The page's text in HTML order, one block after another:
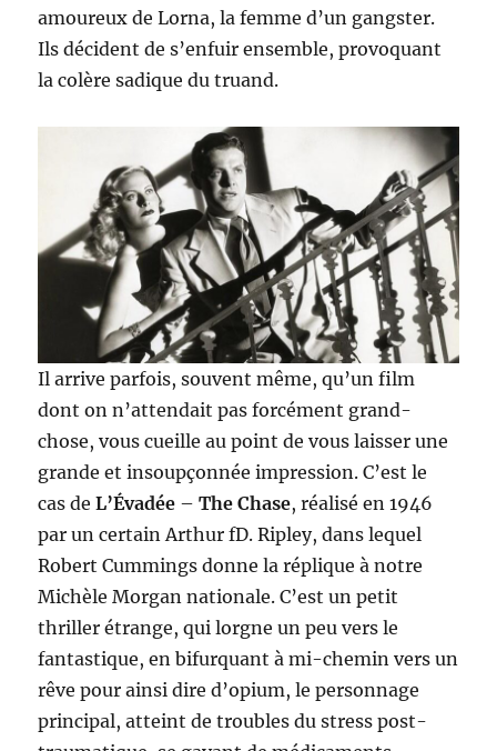
amoureux de Lorna, la femme d’un gangster.
Ils décident de s’enfuir ensemble, provoquant
la colère sadique du truand.
Il arrive parfois, souvent même, qu’un film
dont on n’attendait pas forcément grand-
chose, vous cueille au point de vous laisser une
grande et insoupçonnée impression. C’est le
cas deL’Évadée – The Chase, réalisé en 1946
par un certain Arthur fD. Ripley, dans lequel
Robert Cummings donne la réplique à notre
Michèle Morgan nationale. C’est un petit
thriller étrange, qui lorgne un peu vers le
fantastique, en bifurquant à mi-chemin vers un
rêve pour ainsi dire d’opium, le personnage
principal, atteint de troubles du stress post-